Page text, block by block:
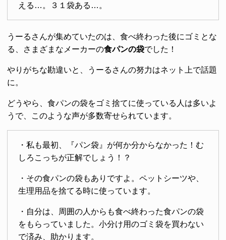
える…。３１袋ある…。
うーるさんが集めていたのは、食べ終わった後にゴミとな
る、さまざまなメーカーの食パンの袋でした！
やりがちな勘違いと、うーるさんの努力はネット上で話題
に。
どうやら、食パンの袋をゴミ捨てに使っている人は多いよ
うで、このような声が多数寄せられています。
・私も最初、『パン袋』が何か分からなかった！む
しろこっちが正解でしょう！？
・その食パンの袋もありですよ。ペットシーツや、
生理用品を捨てる時に使っています。
・自分は、周囲の人からも食べ終わった食パンの袋
をもらっていました。小分け用のゴミ袋を買わない
で済み、助かります。